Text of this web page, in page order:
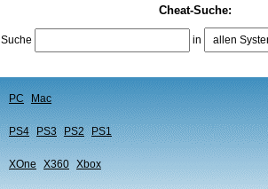
Cheat-Suche:
Suche in
PC Mac
PS4 PS3 PS2 PS1
XOne X360 Xbox